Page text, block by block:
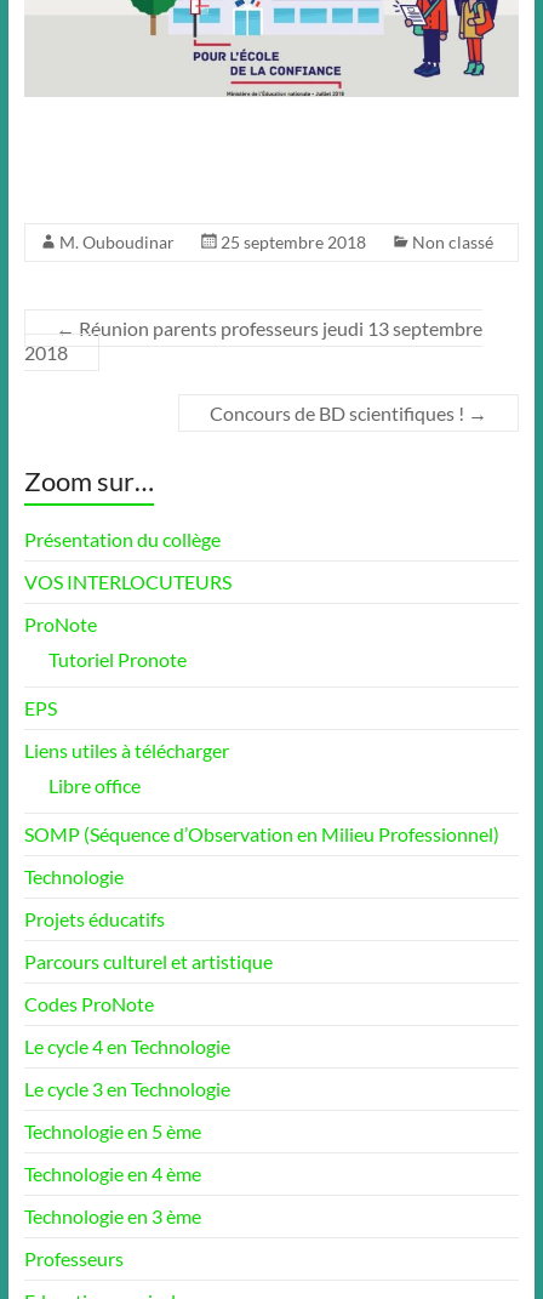
M. Ouboudinar 25 septembre 2018 Non classé
← Réunion parents professeurs jeudi 13 septembre
2018
Concours de BD scientifiques ! →
Zoom sur…
Présentation du collège
VOS INTERLOCUTEURS
ProNote
Tutoriel Pronote
EPS
Liens utiles à télécharger
Libre office
SOMP (Séquence d’Observation en Milieu Professionnel)
Technologie
Projets éducatifs
Parcours culturel et artistique
Codes ProNote
Le cycle 4 en Technologie
Le cycle 3 en Technologie
Technologie en 5 ème
Technologie en 4 ème
Technologie en 3 ème
Professeurs